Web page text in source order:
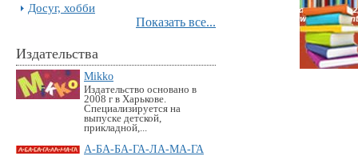
Досуг, хобби
Показать все...
Издательства
Mikko
Издательство основано в
2008 г в Харькове.
Специализируется на
выпуске детской,
прикладной,...
А-БА-БА-ГА-ЛА-МА-ГА